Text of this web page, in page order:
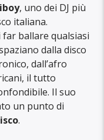
, uno dei DJ più
italiana.
ballare qualsiasi
dalla disco
dall’afro
il tutto
Il suo
un punto di
.